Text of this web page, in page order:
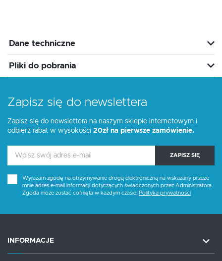
Dane techniczne
Pliki do pobrania
Zapisz się do newslettera
Zapisz się do newslettera na naszym sklepie internetowym i
odbierz rabat w wysokości 20zł na pierwsze zamówienie.
ZAPISZ SIĘ
Wyrażam zgodę na otrzymywanie drogą elektroniczną na wskazany przeze
mnie adres e-mail informacji dotyczących świadczonych przez Administratora.
Zgoda może zostać cofnięta w każdym czasie. Polityka prywatności
INFORMACJE